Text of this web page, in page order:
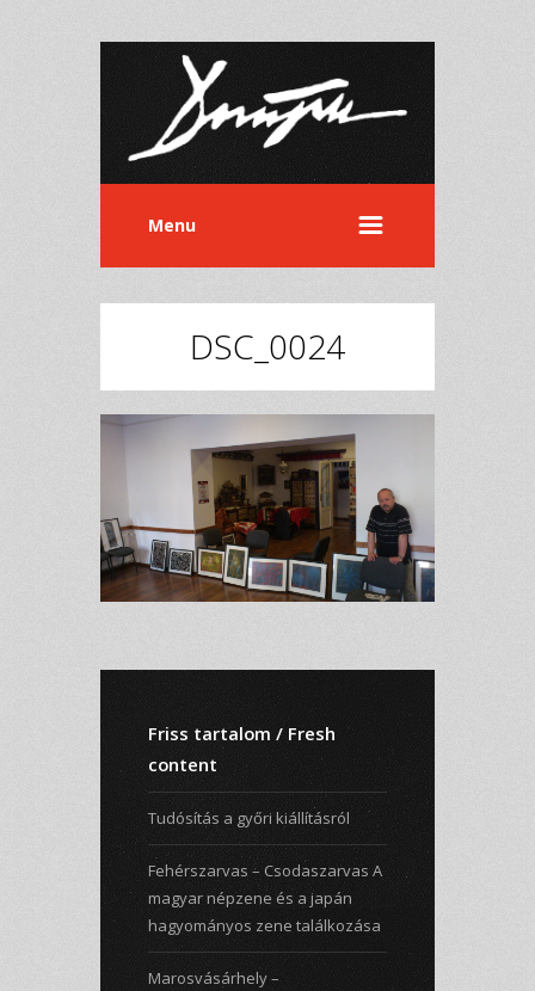
Menu
DSC_0024
Friss tartalom / Fresh
content
Tudósítás a győri kiállításról
Fehérszarvas – Csodaszarvas A
magyar népzene és a japán
hagyományos zene találkozása
Marosvásárhely –